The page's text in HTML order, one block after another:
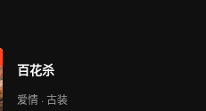
百花杀
爱情 · 古装